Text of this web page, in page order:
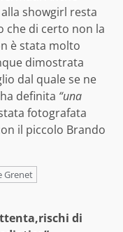
showgirl resta
che di certo non la
è stata molto
dimostrata
dal quale se ne
definita “una
fotografata
il piccolo Brando
Grenet
di